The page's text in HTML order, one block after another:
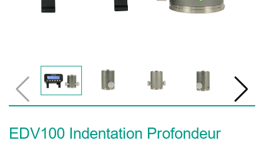
EDV100 Indentation Profondeur